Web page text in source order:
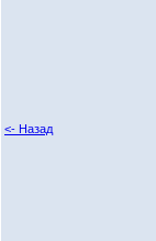
<- Назад